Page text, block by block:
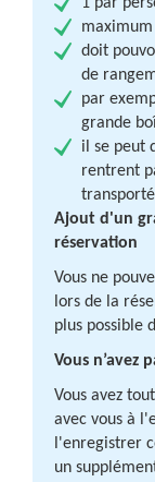
doit
de
par
grande
il se peut
rentrent
Ajout d'un
réservation
Vous ne
lors de la
plus possible
Vous n’avez
Vous avez
avec vous à
l'enregistrer
un